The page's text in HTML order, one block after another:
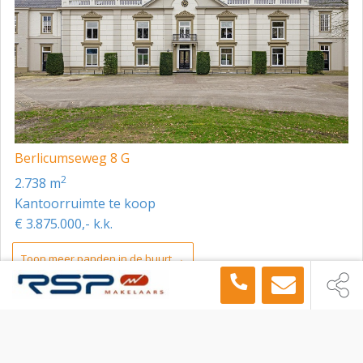
Berlicumseweg 8 G
2.738 m2
Kantoorruimte te koop
€ 3.875.000,- k.k.
Toon meer panden in de buurt →